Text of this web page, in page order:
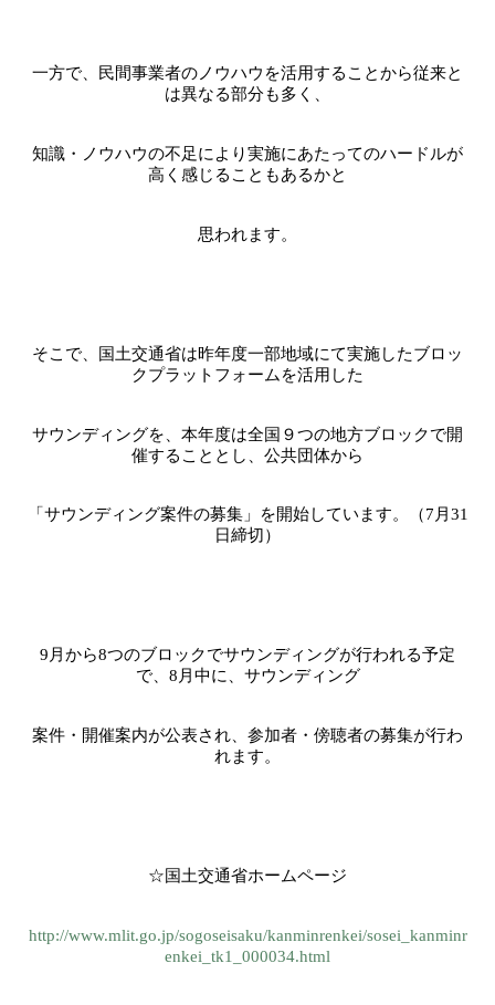
一方で、民間事業者のノウハウを活用することから従来と
は異なる部分も多く、
知識・ノウハウの不足により実施にあたってのハードルが
高く感じることもあるかと
思われます。
そこで、国土交通省は昨年度一部地域にて実施したブロッ
クプラットフォームを活用した
サウンディングを、本年度は全国９つの地方ブロックで開
催することとし、公共団体から
「サウンディング案件の募集」を開始しています。（7月 31
日締切）
9 月から8つのブロックでサウンディングが行われる予定
で、 8 月中に、サウンディング
案件・開催案内が公表され、参加者・傍聴者の募集が行わ
れます。
☆国土交通省ホームページ
http://www.mlit.go.jp/sogoseisaku/kanminrenkei/sosei_kanminr
enkei_tk1_000034.html